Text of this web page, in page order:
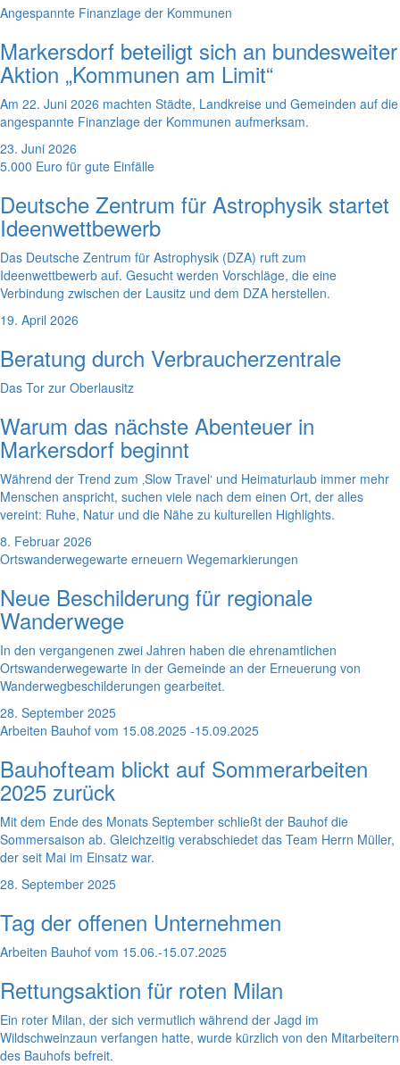
Angespannte Finanzlage der Kommunen
Markersdorf beteiligt sich an bundesweiter
Aktion „Kommunen am Limit“
Am 22. Juni 2026 machten Städte, Landkreise und Gemeinden auf die
angespannte Finanzlage der Kommunen aufmerksam.
23. Juni 2026
5.000 Euro für gute Einfälle
Deutsche Zentrum für Astrophysik startet
Ideenwettbewerb
Das Deutsche Zentrum für Astrophysik (DZA) ruft zum
Ideenwettbewerb auf. Gesucht werden Vorschläge, die eine
Verbindung zwischen der Lausitz und dem DZA herstellen.
19. April 2026
Beratung durch Verbraucherzentrale
Das Tor zur Oberlausitz
Warum das nächste Abenteuer in
Markersdorf beginnt
Während der Trend zum ‚Slow Travel‘ und Heimaturlaub immer mehr
Menschen anspricht, suchen viele nach dem einen Ort, der alles
vereint: Ruhe, Natur und die Nähe zu kulturellen Highlights.
8. Februar 2026
Ortswanderwegewarte erneuern Wegemarkierungen
Neue Beschilderung für regionale
Wanderwege
In den vergangenen zwei Jahren haben die ehrenamtlichen
Ortswanderwegewarte in der Gemeinde an der Erneuerung von
Wanderwegbeschilderungen gearbeitet.
28. September 2025
Arbeiten Bauhof vom 15.08.2025 -15.09.2025
Bauhofteam blickt auf Sommerarbeiten
2025 zurück
Mit dem Ende des Monats September schließt der Bauhof die
Sommersaison ab. Gleichzeitig verabschiedet das Team Herrn Müller,
der seit Mai im Einsatz war.
28. September 2025
Tag der offenen Unternehmen
Arbeiten Bauhof vom 15.06.-15.07.2025
Rettungsaktion für roten Milan
Ein roter Milan, der sich vermutlich während der Jagd im
Wildschweinzaun verfangen hatte, wurde kürzlich von den Mitarbeitern
des Bauhofs befreit.